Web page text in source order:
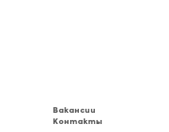
Вакансии
Контакты